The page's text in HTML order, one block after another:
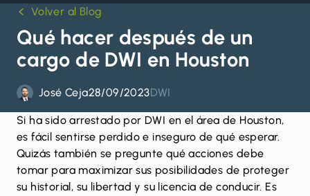
Volver al Blog
Qué hacer después de un
cargo de DWI en Houston
José Ceja28/09/2023DWI
Si ha sido arrestado por DWI en el área de Houston,
es fácil sentirse perdido e inseguro de qué esperar.
Quizás también se pregunte qué acciones debe
tomar para maximizar sus posibilidades de proteger
su historial, su libertad y su licencia de conducir. Es